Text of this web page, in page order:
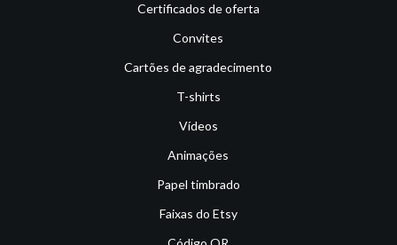
Certificados de oferta
Convites
Cartões de agradecimento
T-shirts
Vídeos
Animações
Papel timbrado
Faixas do Etsy